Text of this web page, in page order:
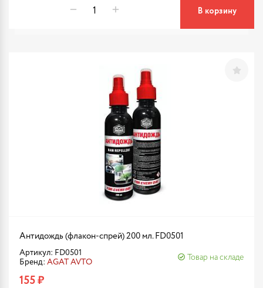
В корзину
Антидождь (флакон-спрей) 200 мл. FD0501
Артикул: FD0501
Бренд: AGAT AVTO
Товар на складе
155 ₽